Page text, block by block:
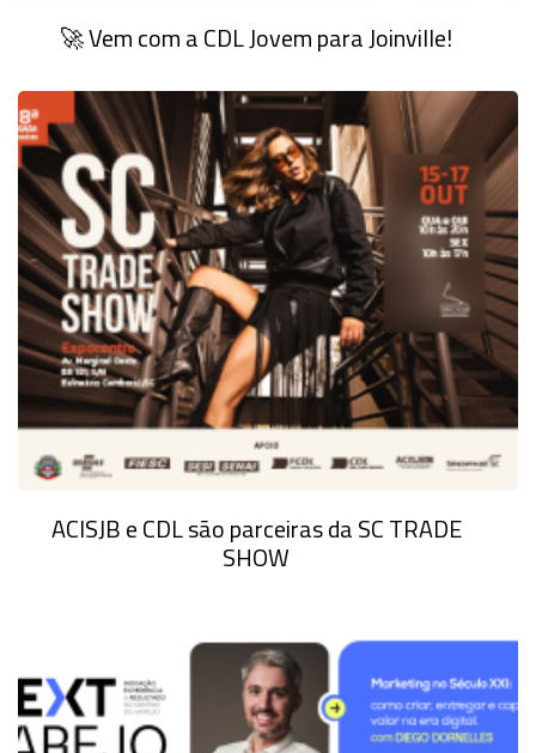
🚀 Vem com a CDL Jovem para Joinville!
ACISJB e CDL são parceiras da SC TRADE
SHOW